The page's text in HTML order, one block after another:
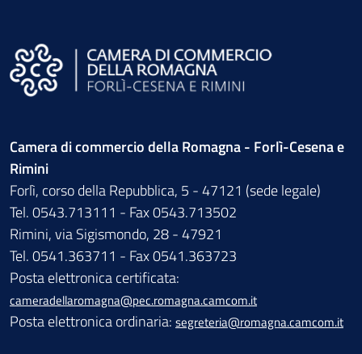
Camera di commercio della Romagna - Forlì-Cesena e
Rimini
Forlì, corso della Repubblica, 5 - 47121 (sede legale)
Tel. 0543.713111 - Fax 0543.713502
Rimini, via Sigismondo, 28 - 47921
Tel. 0541.363711 - Fax 0541.363723
Posta elettronica certificata:
cameradellaromagna@pec.romagna.camcom.it
Posta elettronica ordinaria: segreteria@romagna.camcom.it